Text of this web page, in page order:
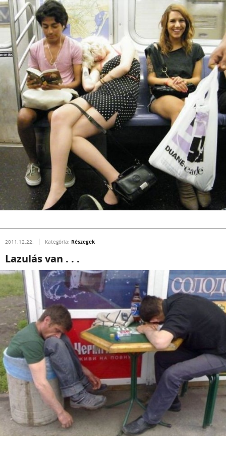
2011.12.22. Kategória: Részegek
Lazulás van . . .